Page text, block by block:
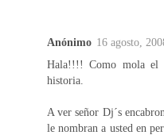
Anónimo 16 agosto,
Hala!!!! Como mola el
historia.
A ver señor Dj´s
le nombran a usted en